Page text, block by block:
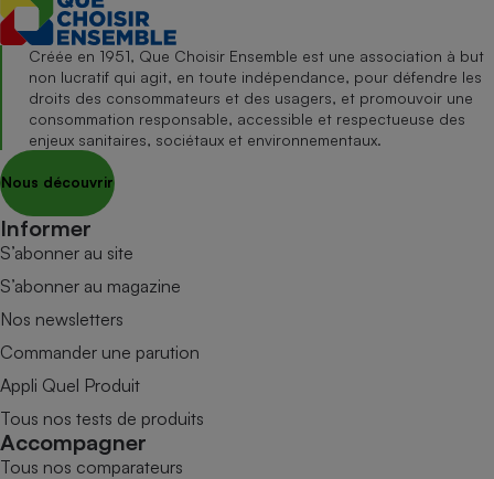
Créée en 1951, Que Choisir Ensemble est une association à but
non lucratif qui agit, en toute indépendance, pour défendre les
droits des consommateurs et des usagers, et promouvoir une
consommation responsable, accessible et respectueuse des
enjeux sanitaires, sociétaux et environnementaux.
Nous découvrir
Informer
S’abonner au site
S’abonner au magazine
Nos newsletters
Commander une parution
Appli Quel Produit
Tous nos tests de produits
Accompagner
Tous nos comparateurs